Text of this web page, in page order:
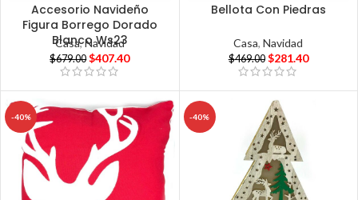
Accesorio Navideño
Figura Borrego Dorado
Blanco Ws23
Casa,Navidad
$679.00 $407.40
Bellota Con Piedras
Casa,Navidad
$469.00 $281.40
-40% -40%